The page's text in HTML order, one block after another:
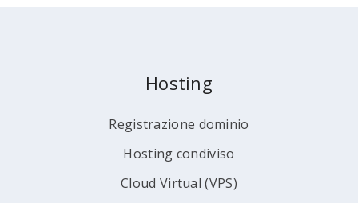
Hosting
Registrazione dominio
Hosting condiviso
Cloud Virtual (VPS)